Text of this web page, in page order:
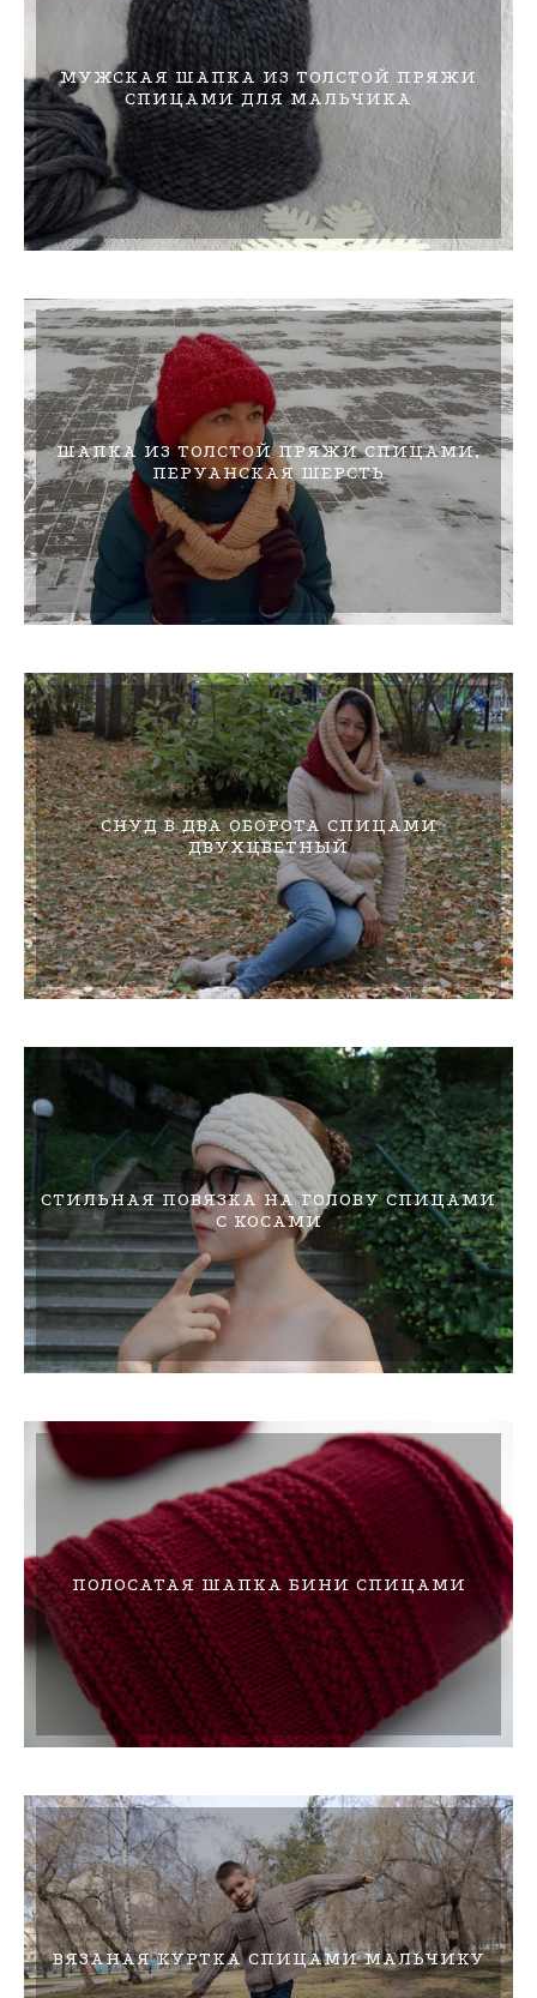
МУЖСКАЯ ШАПКА ИЗ ТОЛСТОЙ ПРЯЖИ
СПИЦАМИ ДЛЯ МАЛЬЧИКА
ШАПКА ИЗ ТОЛСТОЙ ПРЯЖИ СПИЦАМИ,
ПЕРУАНСКАЯ ШЕРСТЬ
СНУД В ДВА ОБОРОТА СПИЦАМИ
ДВУХЦВЕТНЫЙ
СТИЛЬНАЯ ПОВЯЗКА НА ГОЛОВУ СПИЦАМИ
С КОСАМИ
ПОЛОСАТАЯ ШАПКА БИНИ СПИЦАМИ
ВЯЗАНАЯ КУРТКА СПИЦАМИ МАЛЬЧИКУ